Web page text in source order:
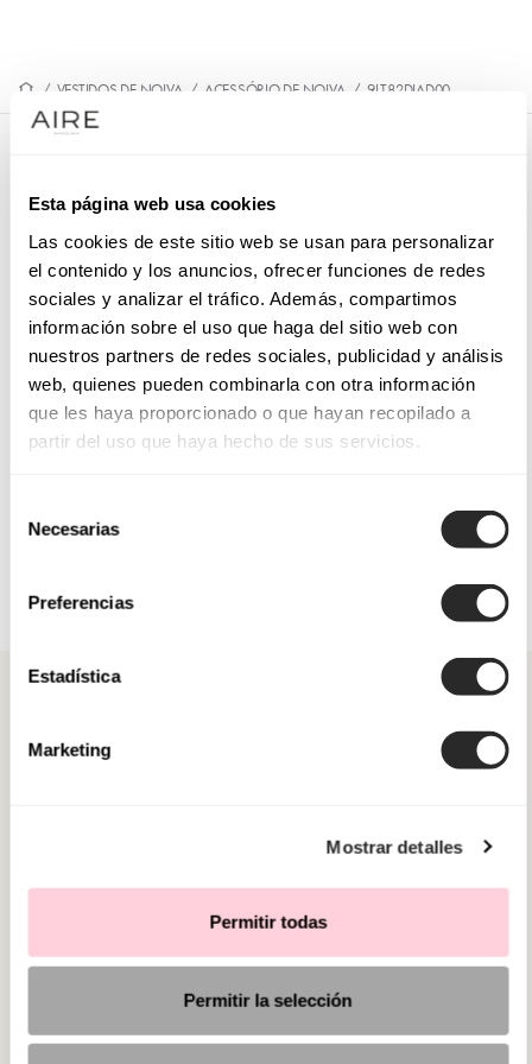
Esta página web usa cookies
Las cookies de este sitio web se usan para personalizar
el contenido y los anuncios, ofrecer funciones de redes
sociales y analizar el tráfico. Además, compartimos
información sobre el uso que haga del sitio web con
nuestros partners de redes sociales, publicidad y análisis
web, quienes pueden combinarla con otra información
que les haya proporcionado o que hayan recopilado a
partir del uso que haya hecho de sus servicios.
Necesarias
Preferencias
Estadística
Marketing
Mostrar detalles
Permitir todas
Permitir la selección
/ VESTIDOS DE NOIVA / ACESSÓRIO DE NOIVA / 9LT82DIAD00
Bandolete de noiva e estilo Vintage. Elaborado com
brilhantes e metal. Outfit MB Accessories exclusivo.
SOLICITE UMA MARCAÇÃO
PRECISA DE AJUDA?
PONTOS DE VENDA